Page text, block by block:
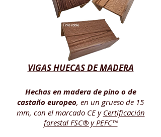
VIGAS HUECAS DE MADERA
Hechas en madera de pino o de
castaño europeo, en un grueso de 15
mm, con el marcado CE y Certificación
forestal FSC® y PEFC™